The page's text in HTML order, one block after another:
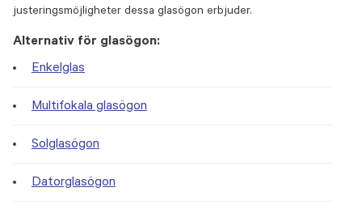
justeringsmöjligheter dessa glasögon erbjuder.
Alternativ för glasögon:
Enkelglas
Multifokala glasögon
Solglasögon
Datorglasögon